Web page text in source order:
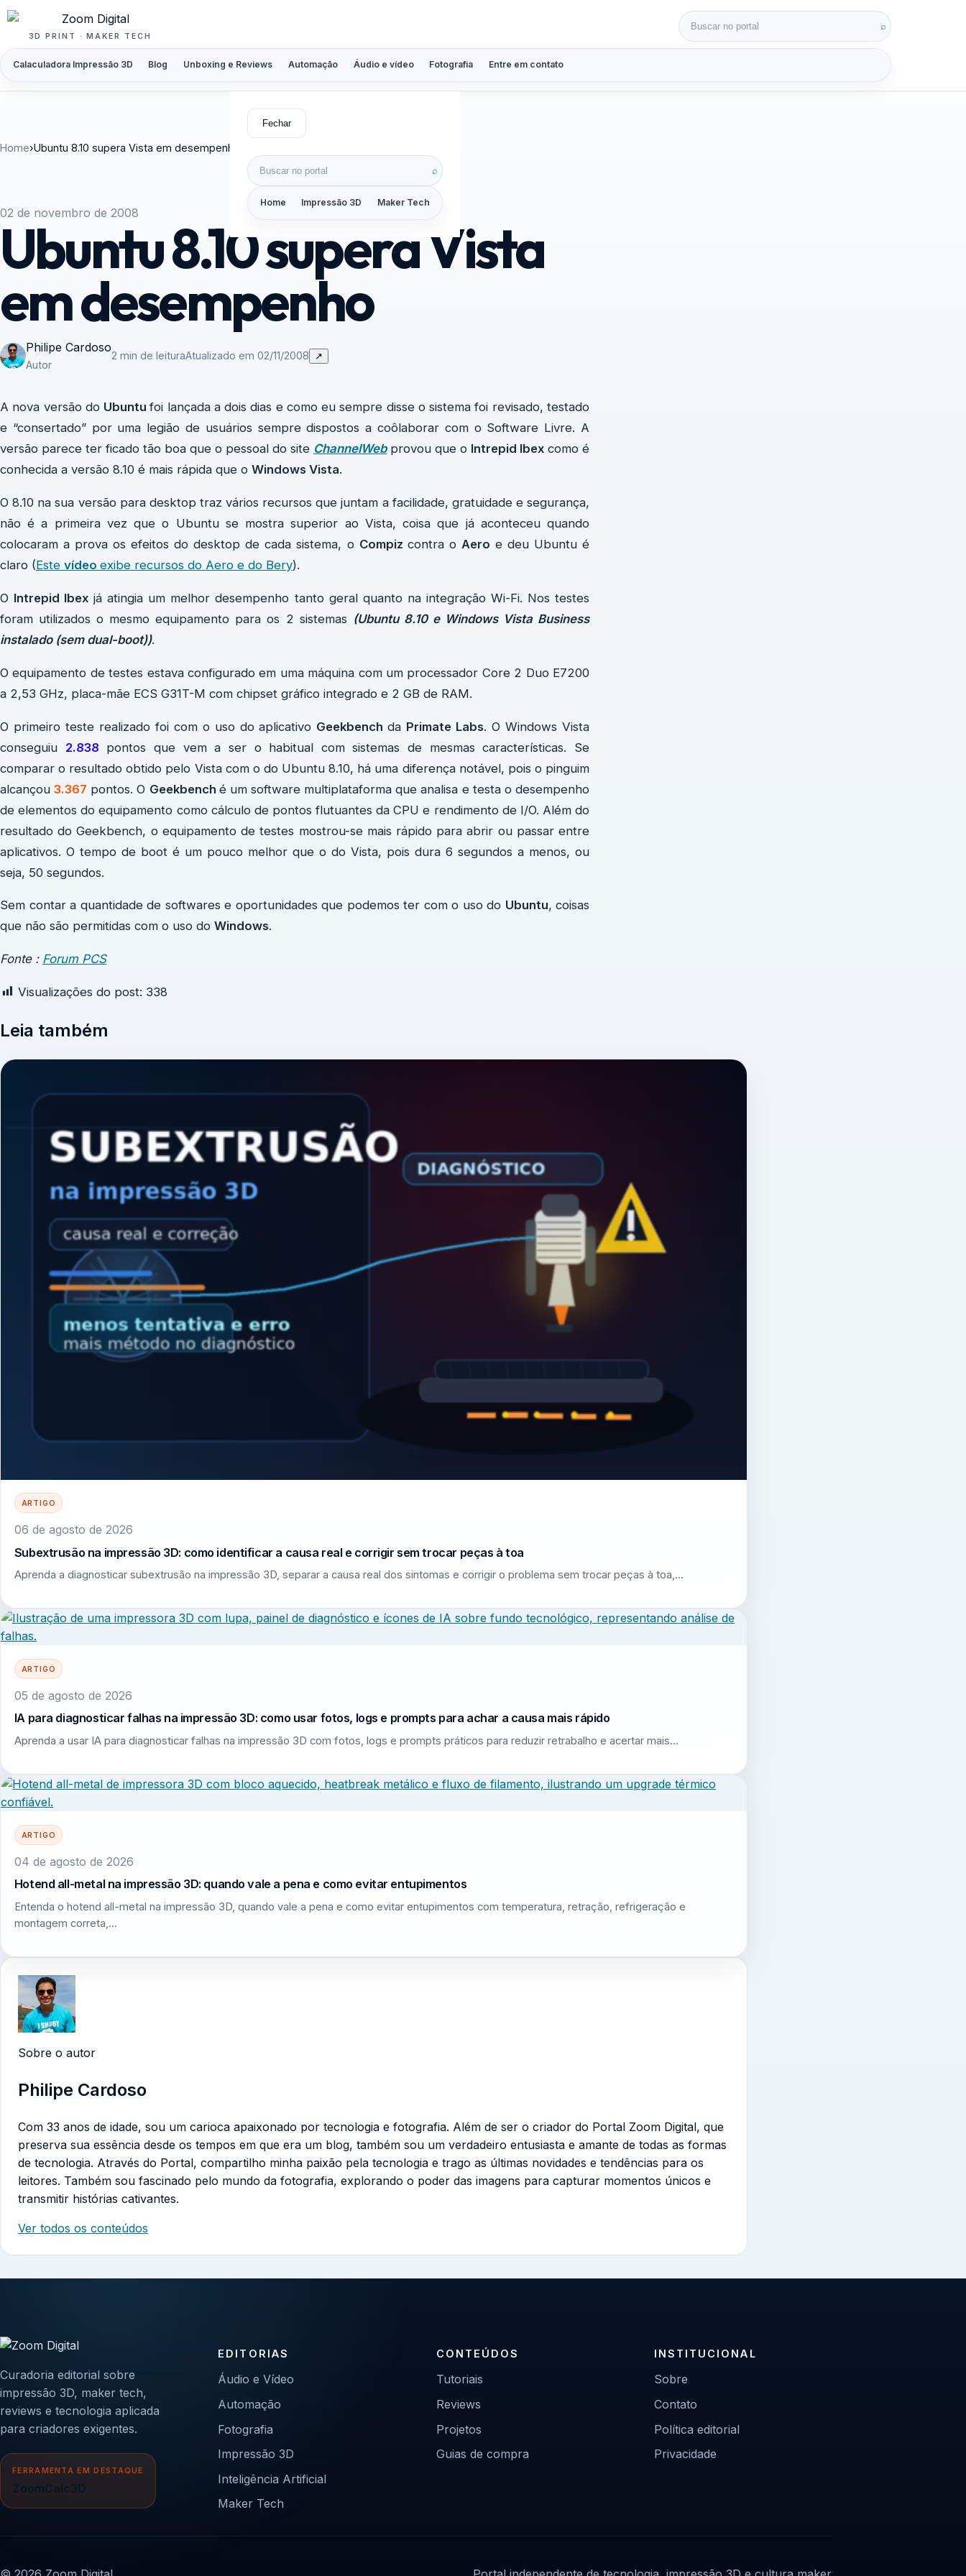
Pular para o conteúdo
3D PRINT · MAKER TECH
Calaculadora Impressão 3D Blog Unboxing e Reviews Automação Áudio e vídeo Fotografia Entre em contato
Buscar por: ⌕
Fechar
Buscar por: ⌕
Home Impressão 3D Maker Tech
Home›Ubuntu 8.10 supera Vista em desempenho
02 de novembro de 2008
Ubuntu 8.10 supera Vista
em desempenho
Philipe Cardoso
Autor
2 min de leituraAtualizado em 02/11/2008 ↗
A nova versão do Ubuntufoi lançada a dois dias e como eu sempre disse o sistema foi revisado, testado
e “consertado” por uma legião de usuários sempre dispostos a coôlaborar com o Software Livre. A
versão parece ter ficado tão boa que o pessoal do site ChannelWebprovou que o Intrepid Ibex como é
conhecida a versão 8.10 é mais rápida que o Windows Vista.
O 8.10 na sua versão para desktop traz vários recursos que juntam a facilidade, gratuidade e segurança,
não é a primeira vez que o Ubuntu se mostra superior ao Vista, coisa que já aconteceu quando
colocaram a prova os efeitos do desktop de cada sistema, o Compiz contra o Aero e deu Ubuntu é
claro (Este vídeo exibe recursos do Aero e do Bery).
O Intrepid Ibex já atingia um melhor desempenho tanto geral quanto na integração Wi-Fi. Nos testes
foram utilizados o mesmo equipamento para os 2 sistemas (Ubuntu 8.10 e Windows Vista Business
instalado (sem dual-boot)).
O equipamento de testes estava configurado em uma máquina com um processador Core 2 Duo E7200
a 2,53 GHz, placa-mãe ECS G31T-M com chipset gráfico integrado e 2 GB de RAM.
O primeiro teste realizado foi com o uso do aplicativo Geekbenchda Primate Labs. O Windows Vista
conseguiu 2.838 pontos que vem a ser o habitual com sistemas de mesmas características. Se
comparar o resultado obtido pelo Vista com o do Ubuntu 8.10, há uma diferença notável, pois o pinguim
alcançou3.367 pontos. O Geekbench é um software multiplataforma que analisa e testa o desempenho
de elementos do equipamento como cálculo de pontos flutuantes da CPU e rendimento de I/O. Além do
resultado do Geekbench, o equipamento de testes mostrou-se mais rápido para abrir ou passar entre
aplicativos. O tempo de boot é um pouco melhor que o do Vista, pois dura 6 segundos a menos, ou
seja, 50 segundos.
Sem contar a quantidade de softwares e oportunidades que podemos ter com o uso do Ubuntu, coisas
que não são permitidas com o uso do Windows.
Fonte : Forum PCS
Visualizações do post: 338
Leia também
ARTIGO
06 de agosto de 2026
Subextrusão na impressão 3D: como identificar a causa real e corrigir sem trocar peças à toa
Aprenda a diagnosticar subextrusão na impressão 3D, separar a causa real dos sintomas e corrigir o problema sem trocar peças à toa,…
ARTIGO
05 de agosto de 2026
IA para diagnosticar falhas na impressão 3D: como usar fotos, logs e prompts para achar a causa mais rápido
Aprenda a usar IA para diagnosticar falhas na impressão 3D com fotos, logs e prompts práticos para reduzir retrabalho e acertar mais…
ARTIGO
04 de agosto de 2026
Hotend all-metal na impressão 3D: quando vale a pena e como evitar entupimentos
Entenda o hotend all-metal na impressão 3D, quando vale a pena e como evitar entupimentos com temperatura, retração, refrigeração e
montagem correta,…
Sobre o autor
Philipe Cardoso
Com 33 anos de idade, sou um carioca apaixonado por tecnologia e fotografia. Além de ser o criador do Portal Zoom Digital, que
preserva sua essência desde os tempos em que era um blog, também sou um verdadeiro entusiasta e amante de todas as formas
de tecnologia. Através do Portal, compartilho minha paixão pela tecnologia e trago as últimas novidades e tendências para os
leitores. Também sou fascinado pelo mundo da fotografia, explorando o poder das imagens para capturar momentos únicos e
transmitir histórias cativantes.
Ver todos os conteúdos
Curadoria editorial sobre
impressão 3D, maker tech,
reviews e tecnologia aplicada
para criadores exigentes.
FERRAMENTA EM DESTAQUE
ZoomCalc3D
EDITORIAS
Áudio e Vídeo
Automação
Fotografia
Impressão 3D
Inteligência Artificial
Maker Tech
CONTEÚDOS
Tutoriais
Reviews
Projetos
Guias de compra
INSTITUCIONAL
Sobre
Contato
Política editorial
Privacidade